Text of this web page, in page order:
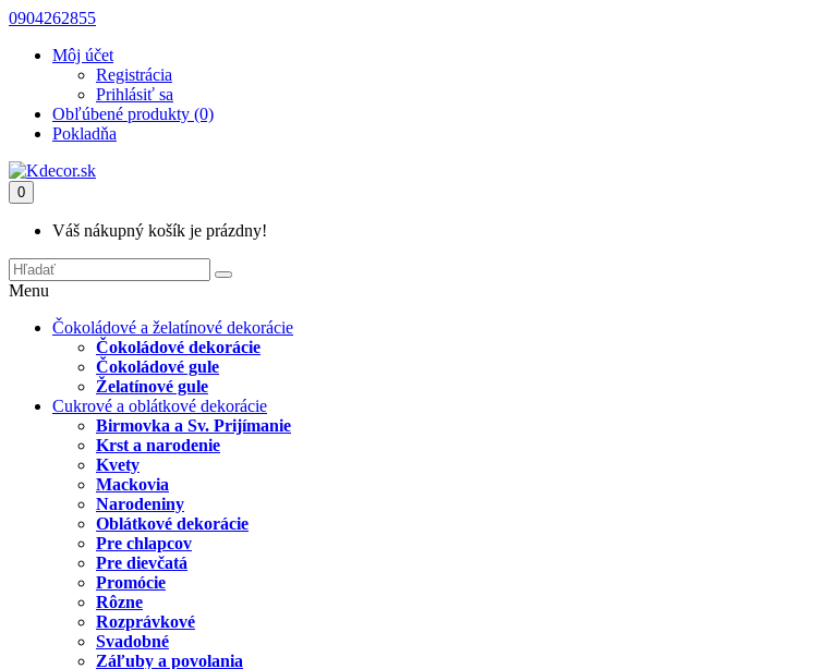
0904262855
Môj účet
Registrácia
Prihlásiť sa
Obľúbené produkty (0)
Pokladňa
0
Váš nákupný košík je prázdny!
Menu
Čokoládové a želatínové dekorácie
Čokoládové dekorácie
Čokoládové gule
Želatínové gule
Cukrové a oblátkové dekorácie
Birmovka a Sv. Prijímanie
Krst a narodenie
Kvety
Mackovia
Narodeniny
Oblátkové dekorácie
Pre chlapcov
Pre dievčatá
Promócie
Rôzne
Rozprávkové
Svadobné
Záľuby a povolania